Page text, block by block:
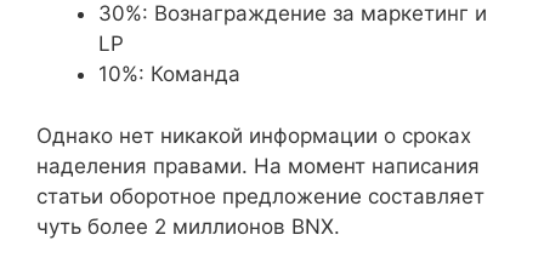
30%: Вознаграждение за маркетинг и
LP
10%: Команда
Однако нет никакой информации о сроках
наделения правами. На момент написания
статьи оборотное предложение составляет
чуть более 2 миллионов BNX.